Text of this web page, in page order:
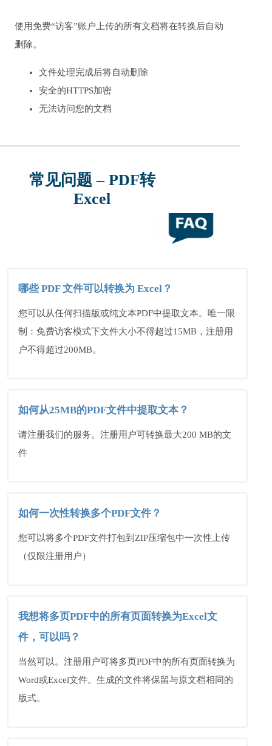
使用免费“访客”账户上传的所有文档将在转换后自动
删除。
文件处理完成后将自动删除
安全的HTTPS加密
无法访问您的文档
常见问题 – PDF转
Excel
哪些 PDF 文件可以转换为 Excel？
您可以从任何扫描版或纯文本PDF中提取文本。唯一限
制：免费访客模式下文件大小不得超过15MB，注册用
户不得超过200MB。
如何从25MB的PDF文件中提取文本？
请注册我们的服务。注册用户可转换最大200 MB的文
件
如何一次性转换多个PDF文件？
您可以将多个PDF文件打包到ZIP压缩包中一次性上传
（仅限注册用户）
我想将多页PDF中的所有页面转换为Excel文
件，可以吗？
当然可以。注册用户可将多页PDF中的所有页面转换为
Word或Excel文件。生成的文件将保留与原文档相同的
版式。